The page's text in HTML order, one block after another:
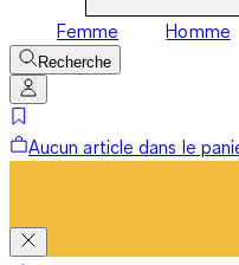
Femme Homme
Recherche
Aucun article dans le